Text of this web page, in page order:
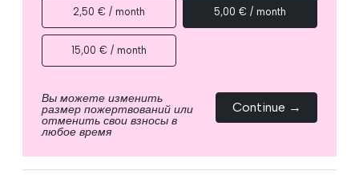
2,50 € / month 5,00 € / month
15,00 € / month
Вы можете изменить
размер пожертвований или
отменить свои взносы в
любое время
Continue →